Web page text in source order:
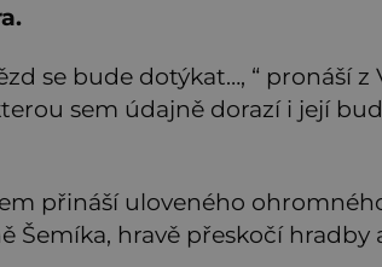
se bude dotýkat…, “ pronáší z
sem údajně dorazí i její
přináší uloveného
Šemíka, hravě přeskočí hradby